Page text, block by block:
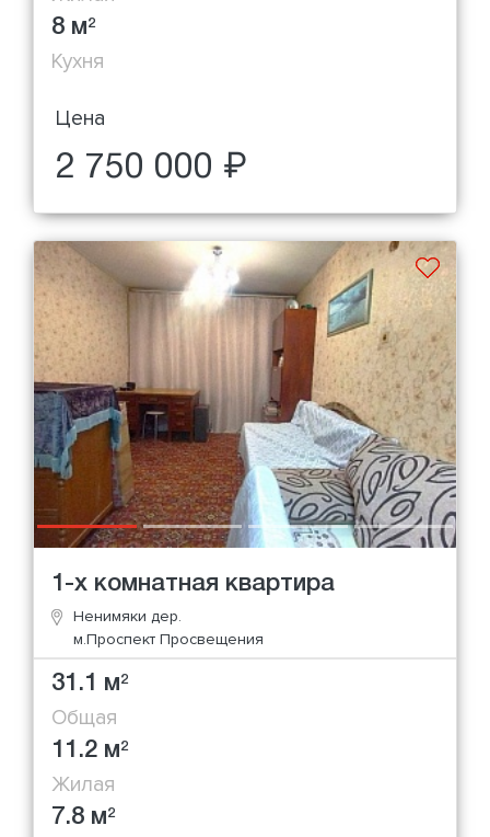
8 м2
Кухня
Цена
2 750 000 ₽
1-х комнатная квартира
Ненимяки дер.
м.Проспект Просвещения
31.1 м2
Общая
11.2 м2
Жилая
7.8 м2